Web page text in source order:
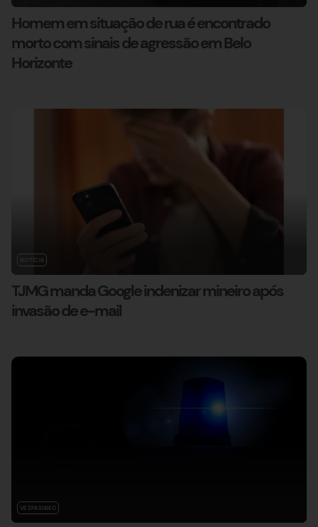
Homem em situação de rua é encontrado
morto com sinais de agressão em Belo
Horizonte
NOTÍCIA
TJMG manda Google indenizar mineiro após
invasão de e-mail
VESPASIANO